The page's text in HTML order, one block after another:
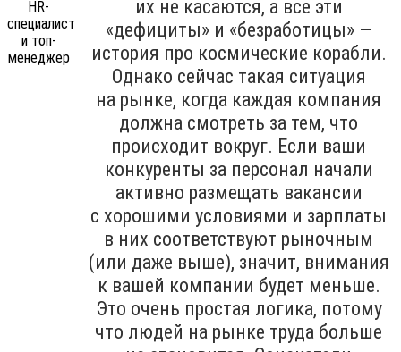
их не касаются, а все эти
«дефициты» и «безработицы» —
история про космические корабли.
Однако сейчас такая ситуация
на рынке, когда каждая компания
должна смотреть за тем, что
происходит вокруг. Если ваши
конкуренты за персонал начали
активно размещать вакансии
с хорошими условиями и зарплаты
в них соответствуют рыночным
(или даже выше), значит, внимания
к вашей компании будет меньше.
Это очень простая логика, потому
что людей на рынке труда больше